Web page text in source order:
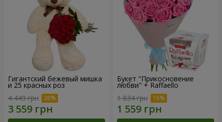
Гигантский бежевый мишка
и 25 красных роз
4 449 грн
Букет "Прикосновение
любви" + Raffaello
1 834 грн